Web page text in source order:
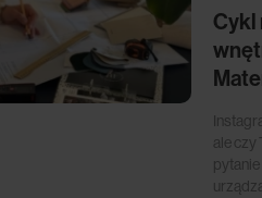
Cykl
ale czy